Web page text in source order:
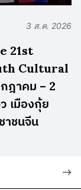
3 ส.ค. 2026
21st
Cultural
ฎาคม – 2
เมืองกุ้ย
าชนจีน